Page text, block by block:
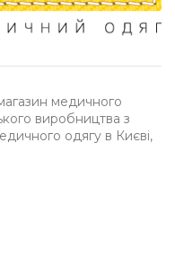
медичного
виробництва з
одягу в Києві,